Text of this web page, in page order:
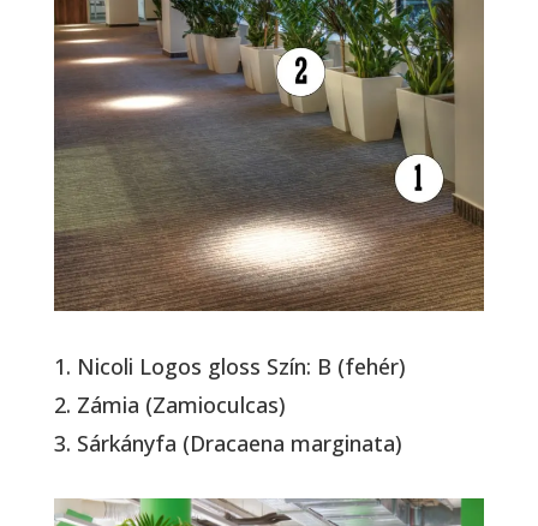
1. Nicoli Logos gloss Szín: B (fehér)
2. Zámia (Zamioculcas)
3. Sárkányfa (Dracaena marginata)